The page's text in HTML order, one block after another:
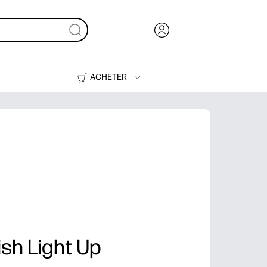
ACHETER
Imprimantes
Light Up